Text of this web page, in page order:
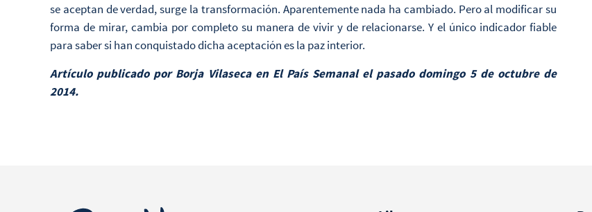
se aceptan de verdad, surge la transformación. Aparentemente nada ha cambiado. Pero al modificar su
forma de mirar, cambia por completo su manera de vivir y de relacionarse. Y el único indicador fiable
para saber si han conquistado dicha aceptación es la paz interior.
Artículo publicado por Borja Vilaseca en El País Semanal el pasado domingo 5 de octubre de
2014.